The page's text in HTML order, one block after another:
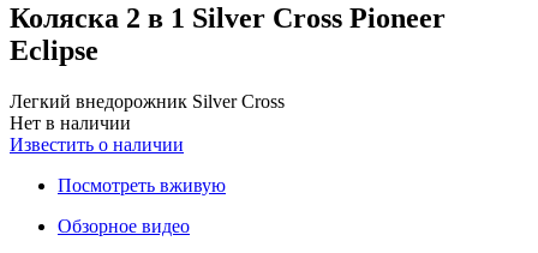
Коляска 2 в 1 Silver Cross Pioneer
Eclipse
Легкий внедорожник Silver Cross
Нет в наличии
Известить о наличии
Посмотреть вживую
Обзорное видео